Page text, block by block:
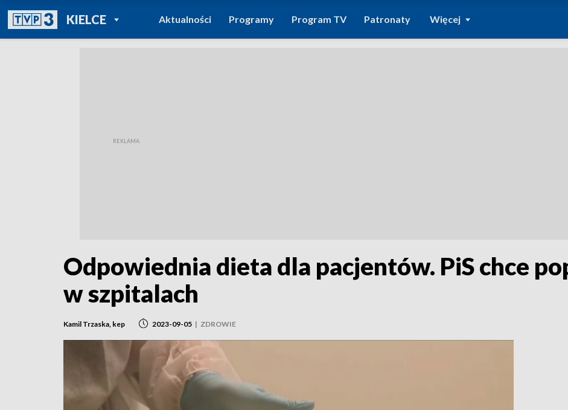
KIELCEPOWRÓT DO
TVP REGIONY
Aktualności Programy Program TV Patronaty Więcej
Odpowiednia dieta dla pacjentów. PiS chce
w szpitalach
Kamil Trzaska, kep 2023-09-05 | ZDROWIE